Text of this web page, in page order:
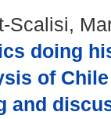
Scalisi,
doing
of
and